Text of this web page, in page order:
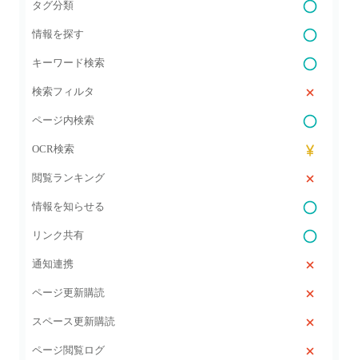
タグ分類
情報を探す
キーワード検索
検索フィルタ
ページ内検索
OCR検索
閲覧ランキング
情報を知らせる
リンク共有
通知連携
ページ更新購読
スペース更新購読
ページ閲覧ログ